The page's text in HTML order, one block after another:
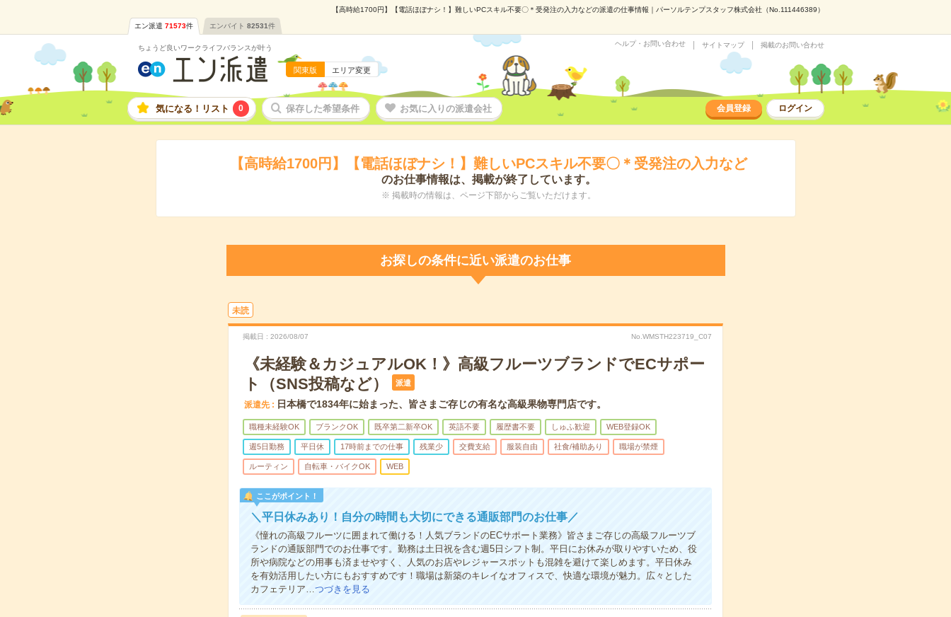
【高時給1700円】【電話ほぼナシ！】難しいPCスキル不要〇＊受発注の入力などの派遣の仕事情報｜パーソルテンプスタッフ株式会社（No.111446389）
エン派遣 71573件 エンバイト 82531件
ちょうど良いワークライフバランスが叶う
関東版 エリア変更
ヘルプ・お問い合わせ サイトマップ 掲載のお問い合わせ
気になる！リスト 0 保存した希望条件 お気に入りの派遣会社 会員登録 ログイン
【高時給1700円】【電話ほぼナシ！】難しいPCスキル不要〇＊受発注の入力など
のお仕事情報は、掲載が終了しています。
※ 掲載時の情報は、ページ下部からご覧いただけます。
お探しの条件に近い派遣のお仕事
未読
掲載日 2026/08/07 No.WMSTH223719_C07
《未経験＆カジュアルOK！》高級フルーツブランドでECサポー
ト（SNS投稿など）
派遣
派遣先 日本橋で1834年に始まった、皆さまご存じの有名な高級果物専門店です。
職種未経験OK ブランクOK 既卒第二新卒OK 英語不要 履歴書不要 しゅふ歓迎 WEB登録OK
週5日勤務 平日休 17時前までの仕事 残業少 交費支給 服装自由 社食/補助あり 職場が禁煙
ルーティン 自転車・バイクOK WEB
ここがポイント！
＼平日休みあり！自分の時間も大切にできる通販部門のお仕事／
《憧れの高級フルーツに囲まれて働ける！人気ブランドのECサポート業務》皆さまご存じの高級フルーツブ
ランドの通販部門でのお仕事です。勤務は土日祝を含む週5日シフト制。平日にお休みが取りやすいため、役
所や病院などの用事も済ませやすく、人気のお店やレジャースポットも混雑を避けて楽しめます。平日休み
を有効活用したい方にもおすすめです！職場は新築のキレイなオフィスで、快適な環境が魅力。広々とした
カフェテリア…つづきを見る